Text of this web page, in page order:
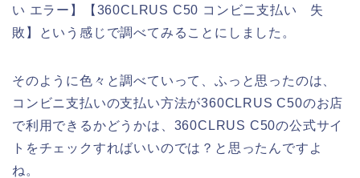
い エラー】【360CLRUS C50 コンビニ支払い 失
敗】という感じで調べてみることにしました。
そのように色々と調べていって、ふっと思ったのは、
コンビニ支払いの支払い方法が360CLRUS C50のお店
で利用できるかどうかは、360CLRUS C50の公式サイ
トをチェックすればいいのでは？と思ったんですよ
ね。